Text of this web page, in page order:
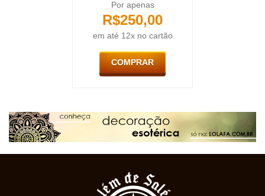
Por apenas
R$250,00
em até 12x no cartão
COMPRAR